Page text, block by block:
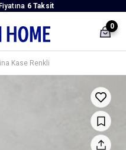
6 Taksit
0
Kase Renkli